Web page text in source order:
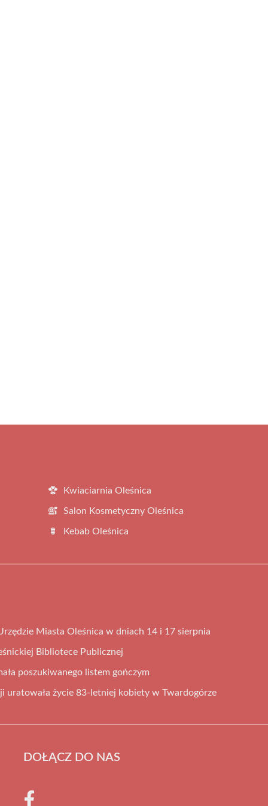
Kwiaciarnia Oleśnica
Salon Kosmetyczny Oleśnica
Kebab Oleśnica
Miasta Oleśnica w dniach 14 i 17 sierpnia
Bibliotece Publicznej
poszukiwanego listem gończym
uratowała życie 83-letniej kobiety w Twardogórze
DOŁĄCZ DO NAS